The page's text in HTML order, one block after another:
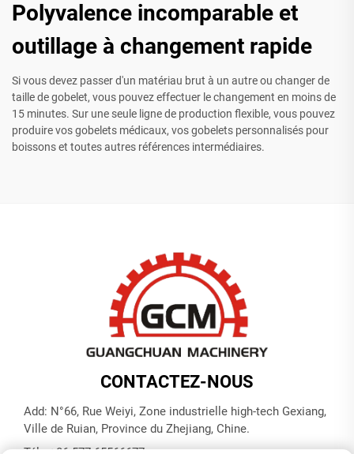
Polyvalence incomparable et
outillage à changement rapide
Si vous devez passer d'un matériau brut à un autre ou changer de
taille de gobelet, vous pouvez effectuer le changement en moins de
15 minutes. Sur une seule ligne de production flexible, vous pouvez
produire vos gobelets médicaux, vos gobelets personnalisés pour
boissons et toutes autres références intermédiaires.
CONTACTEZ-NOUS
Add: N°66, Rue Weiyi, Zone industrielle high-tech Gexiang,
Ville de Ruian, Province du Zhejiang, Chine.